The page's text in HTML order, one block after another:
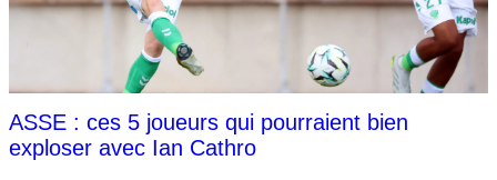
ASSE : ces 5 joueurs qui pourraient bien
exploser avec Ian Cathro